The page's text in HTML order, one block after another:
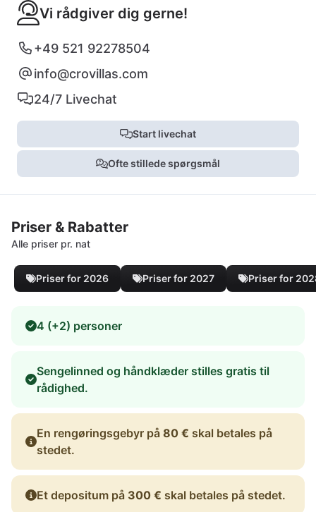
Vi rådgiver dig gerne!
+49 521 92278504
info@crovillas.com
24/7 Livechat
Start livechat
Ofte stillede spørgsmål
Priser & Rabatter
Alle priser pr. nat
Priser for 2026 Priser for 2027 Priser for
4 (+2) personer
Sengelinned og håndklæder stilles gratis til
rådighed.
En rengøringsgebyr på 80 € skal betales på
stedet.
Et depositum på 300 € skal betales på stedet.